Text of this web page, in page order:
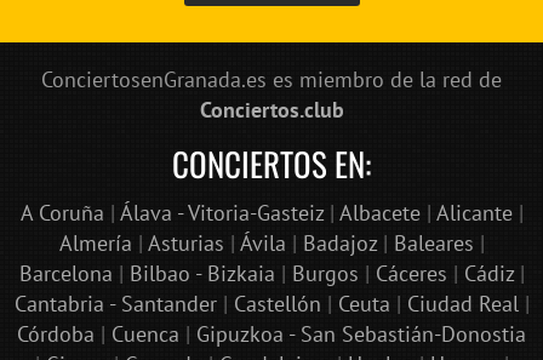
ConciertosenGranada.es es miembro de la red de
Conciertos.club
CONCIERTOS EN:
A Coruña | Álava - Vitoria-Gasteiz| Albacete| Alicante|
Almería | Asturias | Ávila | Badajoz| Baleares |
Barcelona | Bilbao - Bizkaia | Burgos | Cáceres | Cádiz|
Cantabria - Santander| Castellón | Ceuta | Ciudad Real|
Córdoba | Cuenca | Gipuzkoa - San Sebastián-Donostia